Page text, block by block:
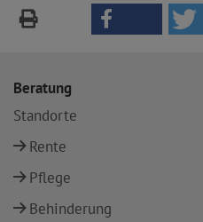
Beratung
Standorte
Rente
Pflege
Behinderung